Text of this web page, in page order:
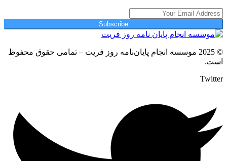
Subscribe
© 2025 موسسه انجام پایان‌نامه روز فریت – تمامی حقوق محفوظ
است.
Twitter